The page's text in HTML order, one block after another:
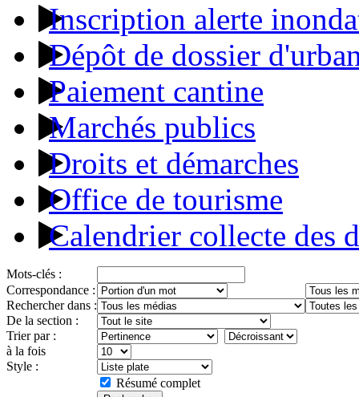
Inscription alerte
Dépôt de dossier
Paiement cantine
Marchés publics
Droits et démarches
Office de tourisme
Calendrier collecte des
Mots-clés :
Correspondance :
Rechercher dans :
De la section :
Trier par :
à la fois
Style :
Résumé complet